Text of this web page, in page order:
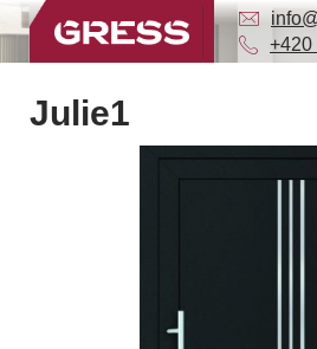
+420
Julie1